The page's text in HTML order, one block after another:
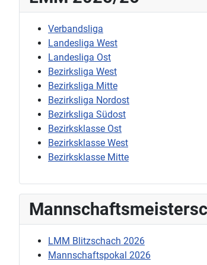
Verbandsliga
Landesliga West
Landesliga Ost
Bezirksliga West
Bezirksliga Mitte
Bezirksliga Nordost
Bezirksliga Südost
Bezirksklasse Ost
Bezirksklasse West
Bezirksklasse Mitte
LMM Blitzschach 2026
Mannschaftspokal 2026